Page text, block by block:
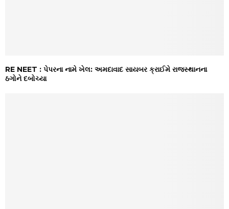
RE NEET : પેપરના નામે ખેલ: અમદાવાદ સાયબર ક્રાઈમે રાજસ્થાનના
ઠગોને દબોચ્યા